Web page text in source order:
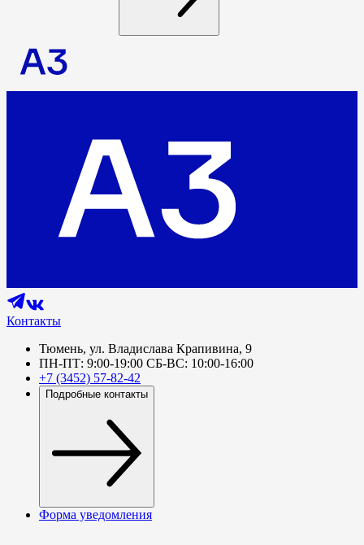
Контакты
Тюмень, ул. Владислава Крапивина, 9
ПН-ПТ: 9:00-19:00 СБ-ВС: 10:00-16:00
+7 (3452) 57-82-42
Подробные контакты
Форма уведомления